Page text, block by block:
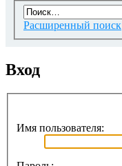
Расширенный поиск
Вход
Имя пользователя: